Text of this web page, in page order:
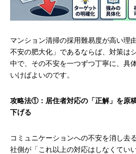
マンション清掃の採用難易度が高い理
不安の肥大化」であるならば、対策は
中で、その不安を一つずつ丁寧に、具
いけばよいのです。
攻略法①：居住者対応の「正解」を原
下げる
コミュニケーションへの不安を消し去
社側が「これ以上の対応はしなくてい